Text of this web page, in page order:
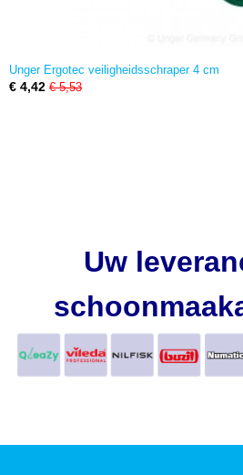
Unger Ergotec veiligheidsschraper 4 cm
€ 4,42 € 5,53
Uw